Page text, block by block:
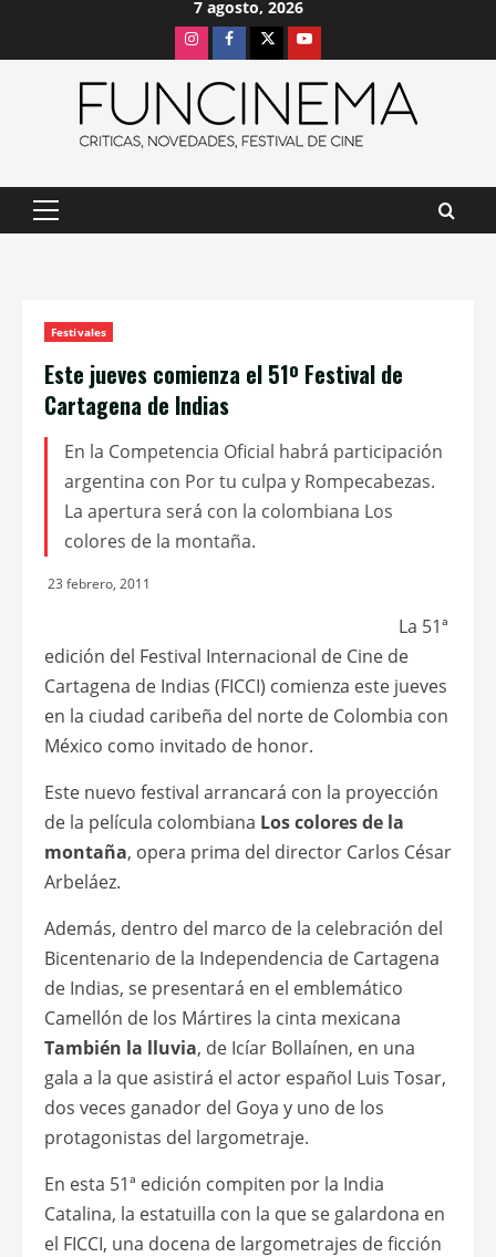
7 agosto, 2026
InstagramFacebook
X Youtube
Menú
Festivales
Este jueves comienza el 51º Festival de
Cartagena de Indias
En la Competencia Oficial habrá participación
argentina con Por tu culpa y Rompecabezas.
La apertura será con la colombiana Los
colores de la montaña.
23 febrero, 2011
La 51ª
edición del Festival Internacional de Cine de
Cartagena de Indias (FICCI) comienza este jueves
en la ciudad caribeña del norte de Colombia con
México como invitado de honor.
Este nuevo festival arrancará con la proyección
de la película colombiana Los colores de la
montaña, opera prima del director Carlos César
Arbeláez.
Además, dentro del marco de la celebración del
Bicentenario de la Independencia de Cartagena
de Indias, se presentará en el emblemático
Camellón de los Mártires la cinta mexicana
También la lluvia, de Icíar Bollaínen, en una
gala a la que asistirá el actor español Luis Tosar,
dos veces ganador del Goya y uno de los
protagonistas del largometraje.
En esta 51ª edición compiten por la India
Catalina, la estatuilla con la que se galardona en
el FICCI, una docena de largometrajes de ficción